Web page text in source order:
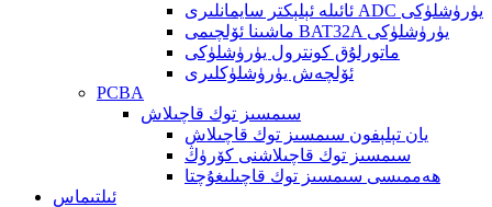
ئائىلە ئېلېكتر سايمانلىرى ADC يۈرۈشلۈكى
ماشىنا ئۆلچىمى BAT32A يۈرۈشلۈكى
ماتورلۇق كونترول يۈرۈشلۈكى
ئۆلچەش يۈرۈشلۈكلىرى
PCBA
سىمسىز توك قاچىلاش
يان تېلېفون سىمسىز توك قاچىلاش
سىمسىز توك قاچىلاشنى كۆرۈڭ
ھەممىسى سىمسىز توك قاچىلىغۇچتا
ئىلتىماس